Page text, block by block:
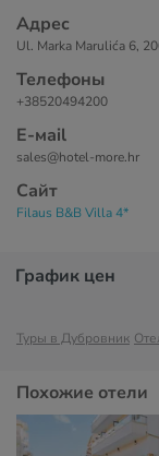
Адрес
Ul. Marka Marulića 6,
Телефоны
+38520494200
Е-маil
sales@hotel-more.hr
Сайт
Filaus B&B Villa 4*
График цен
Туры в Дубровник
Похожие отели